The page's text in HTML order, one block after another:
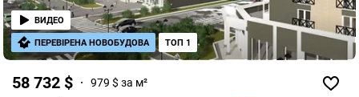
58 732 $ 979 $ за м²
ВИДЕО
ПЕРЕВІРЕНА НОВОБУДОВА ТОП 1